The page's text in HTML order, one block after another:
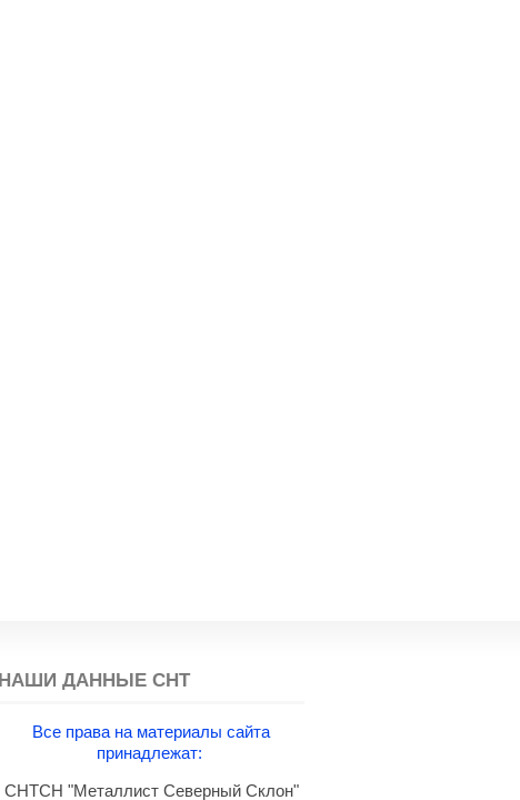
НАШИ ДАННЫЕ СНТ
Все права на материалы сайта
принадлежат:
СНТСН "Металлист Северный Склон"